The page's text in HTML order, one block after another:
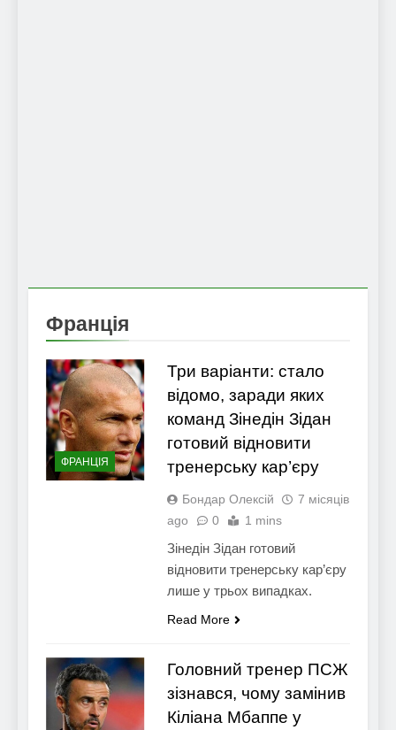
Франція
ФРАНЦІЯ
Три варіанти: стало
відомо, заради яких
команд Зінедін Зідан
готовий відновити
тренерську кар’єру
Бондар Олексій
7 місяців
ago
0 1 mins
Зінедін Зідан готовий
відновити тренерську кар’єру
лише у трьох випадках.
Read More
Головний тренер ПСЖ
зізнався, чому замінив
Кіліана Мбаппе у